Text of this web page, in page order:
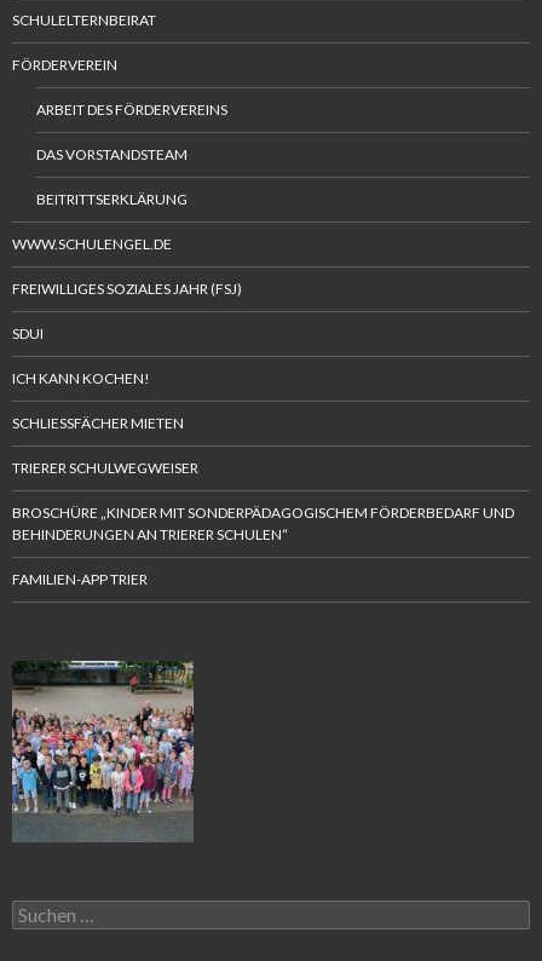
SCHULELTERNBEIRAT
FÖRDERVEREIN
ARBEIT DES FÖRDERVEREINS
DAS VORSTANDSTEAM
BEITRITTSERKLÄRUNG
WWW.SCHULENGEL.DE
FREIWILLIGES SOZIALES JAHR (FSJ)
SDUI
ICH KANN KOCHEN!
SCHLIESSFÄCHER MIETEN
TRIERER SCHULWEGWEISER
BROSCHÜRE „KINDER MIT SONDERPÄDAGOGISCHEM FÖRDERBEDARF UND
BEHINDERUNGEN AN TRIERER SCHULEN“
FAMILIEN-APP TRIER
Suchen
nach: